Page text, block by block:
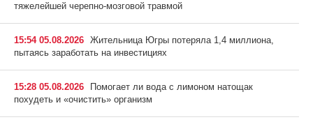
тяжелейшей черепно-мозговой травмой
15:54 05.08.2026 Жительница Югры потеряла 1,4 миллиона,
пытаясь заработать на инвестициях
15:28 05.08.2026
Помогает ли вода с лимоном натощак
похудеть и «очистить» организм